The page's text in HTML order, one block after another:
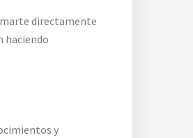
directamente
haciendo
y